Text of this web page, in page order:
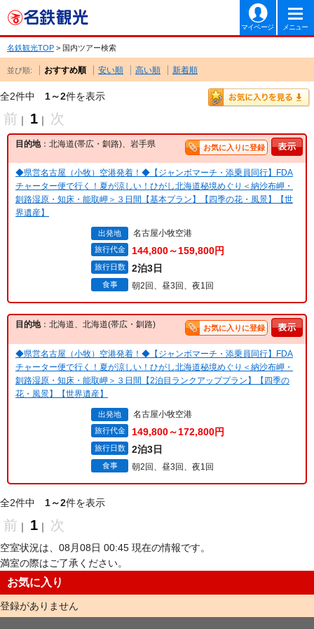
マイページ メニュー
名鉄観光TOP > 国内ツアー検索
並び順: おすすめ順 安い順 高い順 新着順
全2件中 1～2件を表示
前 ｜ 1 ｜ 次
目的地：北海道(帯広・釧路)、岩手県 お気に入りに登録
◆県営名古屋（小牧）空港発着！◆【ジャンボマーチ・添乗員同行】FDA
チャーター便で行く！夏が涼しい！ひがし北海道秘境めぐり＜納沙布岬・
釧路湿原・知床・能取岬＞３日間【基本プラン】【四季の花・風景】【世
界遺産】
出発地 名古屋小牧空港
旅行代金 144,800～159,800円
旅行日数 2泊3日
食事 朝2回、昼3回、夜1回
目的地：北海道、北海道(帯広・釧路) お気に入りに登録
◆県営名古屋（小牧）空港発着！◆【ジャンボマーチ・添乗員同行】FDA
チャーター便で行く！夏が涼しい！ひがし北海道秘境めぐり＜納沙布岬・
釧路湿原・知床・能取岬＞３日間【2泊目ランクアッププラン】【四季の
花・風景】【世界遺産】
出発地 名古屋小牧空港
旅行代金 149,800～172,800円
旅行日数 2泊3日
食事 朝2回、昼3回、夜1回
全2件中 1～2件を表示
前 ｜ 1 ｜ 次
空室状況は、08月08日 00:45 現在の情報です。
満室の際はご了承ください。
お気に入り
登録がありません